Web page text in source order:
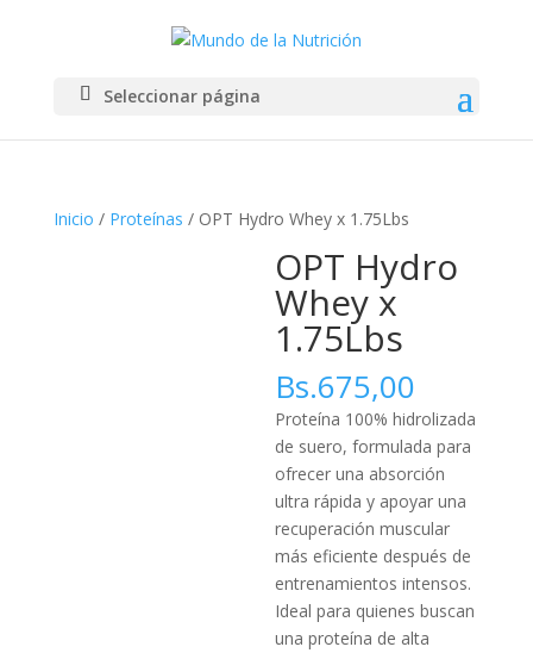
Seleccionar página
Inicio / Proteínas / OPT Hydro Whey x 1.75Lbs
OPT Hydro
Whey x
1.75Lbs
Bs.675,00
Proteína 100% hidrolizada
de suero, formulada para
ofrecer una absorción
ultra rápida y apoyar una
recuperación muscular
más eficiente después de
entrenamientos intensos.
Ideal para quienes buscan
una proteína de alta